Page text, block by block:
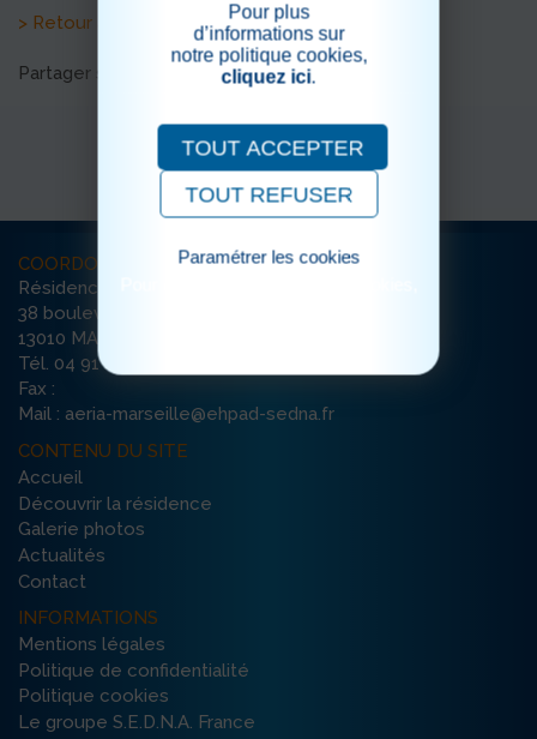
> Retour aux actualités
Partager sur les réseaux sociaux
COORDONNÉES
Résidence Aéria
38 boulevard Meissel
13010 MARSEILLE
Tél. 04 91 45 82 00
Fax :
Mail : aeria-marseille@ehpad-sedna.fr
CONTENU DU SITE
Accueil
Découvrir la résidence
Galerie photos
Actualités
Contact
INFORMATIONS
Mentions légales
Politique de confidentialité
Politique cookies
Le groupe S.E.D.N.A. France
Pour plus
d’informations sur
notre politique cookies,
cliquez ici.
TOUT ACCEPTER
TOUT REFUSER
Paramétrer les cookies